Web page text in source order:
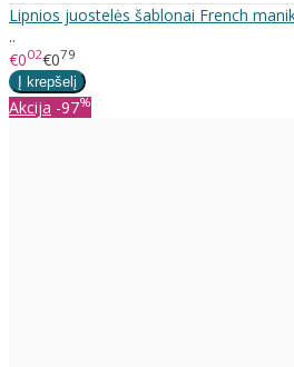
Lipnios juostelės šablonai French
..
€002€079
Akcija -97%